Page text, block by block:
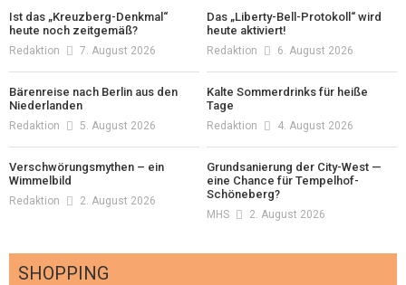
Ist das „Kreuzberg-Denkmal“
heute noch zeitgemäß?
Redaktion 7. August 2026
Das „Liberty-Bell-Protokoll“ wird
heute aktiviert!
Redaktion 6. August 2026
Bärenreise nach Berlin aus den
Niederlanden
Redaktion 5. August 2026
Kalte Sommerdrinks für heiße
Tage
Redaktion 4. August 2026
Verschwörungsmythen – ein
Wimmelbild
Redaktion 2. August 2026
Grundsanierung der City-West —
eine Chance für Tempelhof-
Schöneberg?
MHS 2. August 2026
SHOPPING